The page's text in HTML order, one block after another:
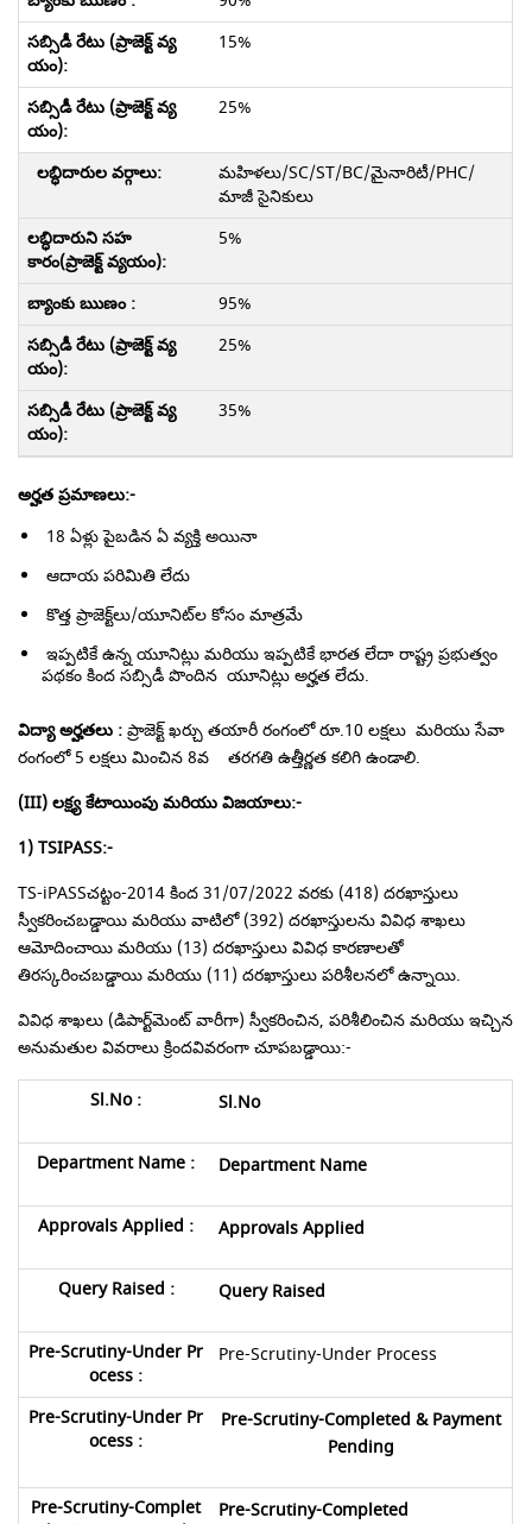
15%
25%
మహిళలు/SC/ST/BC/మైనారిటీ/PHC/
మాజీ సైనికులు
5%
95%
25%
35%
అర్హత ప్రమాణలు:-
18 ఏళ్లు పైబడిన ఏ వ్యక్తి అయినా
ఆదాయ పరిమితి లేదు
కొత్త ప్రాజెక్ట్‌లు/యూనిట్‌ల కోసం మాత్రమే
ఇప్పటికే ఉన్న యూనిట్లు మరియు ఇప్పటికే భారత లేదా రాష్ట్ర ప్రభుత్వం
పథకం కింద సబ్సిడీ పొందిన యూనిట్లు అర్హత లేదు.
విద్యా అర్హతలు :ప్రాజెక్ట్ ఖర్చు తయారీ రంగంలో రూ.10 లక్షలు మరియు సేవా
రంగంలో 5 లక్షలు మించిన 8వ తరగతి ఉత్తీర్ణత కలిగి ఉండాలి.
(III)లక్ష్య కేటాయింపు మరియు విజయాలు:-
1)TSIPASS:-
TS-iPASSచట్టం-2014 కింద 31/07/2022 వరకు (418) దరఖాస్తులు
స్వీకరించబడ్డాయి మరియు వాటిలో (392) దరఖాస్తులను వివిధ శాఖలు
ఆమోదించాయి మరియు (13) దరఖాస్తులు వివిధ కారణాలతో
తిరస్కరించబడ్డాయి మరియు (11) దరఖాస్తులు పరిశీలనలో ఉన్నాయి.
వివిధ శాఖలు (డిపార్ట్‌మెంట్ వారీగా) స్వీకరించిన, పరిశీలించిన మరియు ఇచ్చిన
అనుమతుల వివరాలు క్రిందవివరంగా చూపబడ్డాయి:-
Sl.No
Department Name
Approvals Applied
Query Raised
Pre-Scrutiny-Under Process
Pre-Scrutiny-Completed & Payment
Pending
Pre-Scrutiny-Completed